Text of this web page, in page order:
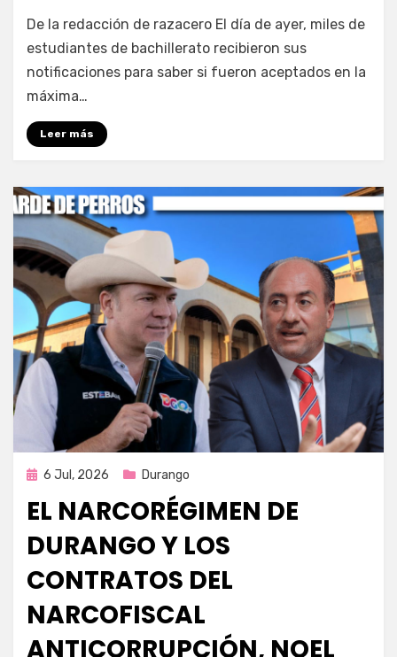
por Fernando Miranda Servín
De la redacción de razacero El día de ayer, miles de
estudiantes de bachillerato recibieron sus
notificaciones para saber si fueron aceptados en la
máxima…
Leer más
Publicada
6 Jul, 2026 Durango
EL NARCORÉGIMEN DE
DURANGO Y LOS
CONTRATOS DEL
NARCOFISCAL
ANTICORRUPCIÓN, NOEL